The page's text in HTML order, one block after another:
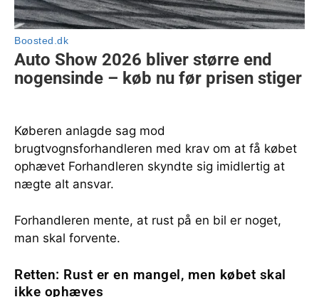
Køberen anlagde sag mod
brugtvognsforhandleren med krav om at få købet
ophævet Forhandleren skyndte sig imidlertig at
nægte alt ansvar.
Forhandleren mente, at rust på en bil er noget,
man skal forvente.
Retten: Rust er en mangel, men købet skal
ikke ophæves